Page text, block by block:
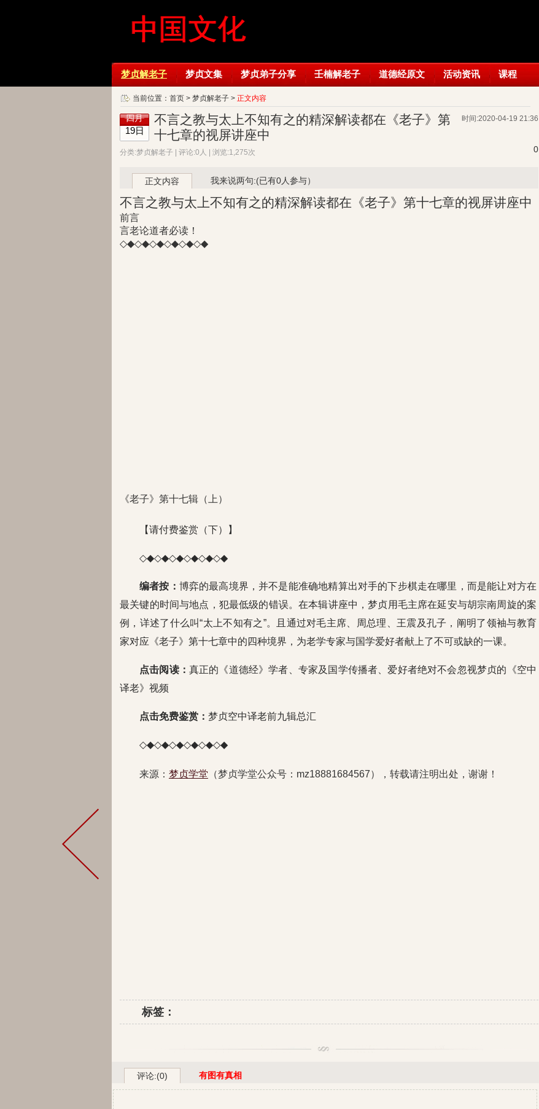
梦贞解老子 梦贞文集 梦贞弟子分享 壬楠解老子 道德经原文 活动资讯 课程
当前位置： 首页> 梦贞解老子> 正文内容
四月
19日
时间:2020-04-19 21:36
不言之教与太上不知有之的精深解读都在《老子》第
十七章的视屏讲座中
0
分类:梦贞解老子 | 评论:0人 | 浏览:1,275次
正文内容 我来说两句:(已有0人参与）
不言之教与太上不知有之的精深解读都在《老子》第十七章的视屏讲座中
前言
言老论道者必读！
◇◆◇◆◇◆◇◆◇◆◇◆
《老子》第十七辑（上）
【请付费鉴赏（下）】
◇◆◇◆◇◆◇◆◇◆◇◆
编者按： 博弈的最高境界，并不是能准确地精算出对手的下步棋走在哪里，而是能让对方在
最关键的时间与地点，犯最低级的错误。在本辑讲座中，梦贞用毛主席在延安与胡宗南周旋的案
例，详述了什么叫“太上不知有之”。且通过对毛主席、周总理、王震及孔子，阐明了领袖与教育
家对应《老子》第十七章中的四种境界，为老学专家与国学爱好者献上了不可或缺的一课。
点击阅读： 真正的《道德经》学者、专家及国学传播者、爱好者绝对不会忽视梦贞的《空中
译老》视频
点击免费鉴赏： 梦贞空中译老前九辑总汇
◇◆◇◆◇◆◇◆◇◆◇◆
来源： 梦贞学堂 （梦贞学堂公众号：mz18881684567），转载请注明出处，谢谢！
标签：
评论:(0) 有图有真相